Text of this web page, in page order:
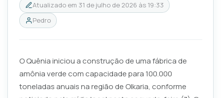
Atualizado em 31 de julho de 2026 às 19:33
Pedro
O Quênia iniciou a construção de uma fábrica de
amônia verde com capacidade para 100.000
toneladas anuais na região de Olkaria, conforme